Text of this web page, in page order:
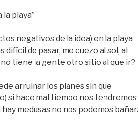
la playa”
negativos de la idea) en la playa
difícil de pasar, me cuezo al sol, al
tiene la gente otro sitio al que ir?
arruinar los planes sin que
si hace mal tiempo nos tendremos
medusas no nos podemos bañar.